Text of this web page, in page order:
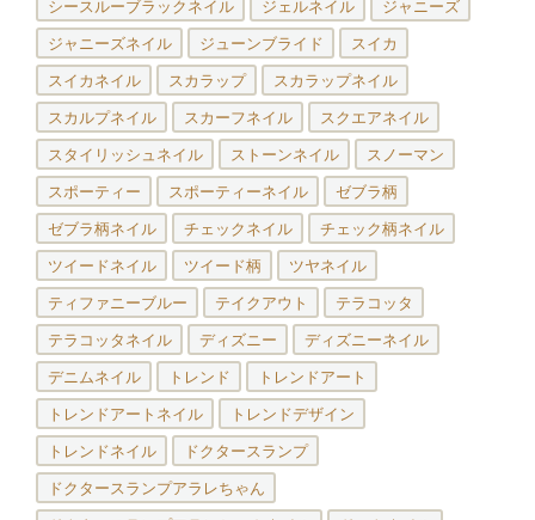
シースルーブラックネイル ジェルネイル ジャニーズ
ジャニーズネイル ジューンブライド スイカ
スイカネイル スカラップ スカラップネイル
スカルプネイル スカーフネイル スクエアネイル
スタイリッシュネイル ストーンネイル スノーマン
スポーティー スポーティーネイル ゼブラ柄
ゼブラ柄ネイル チェックネイル チェック柄ネイル
ツイードネイル ツイード柄 ツヤネイル
ティファニーブルー テイクアウト テラコッタ
テラコッタネイル ディズニー ディズニーネイル
デニムネイル トレンド トレンドアート
トレンドアートネイル トレンドデザイン
トレンドネイル ドクタースランプ
ドクタースランプアラレちゃん